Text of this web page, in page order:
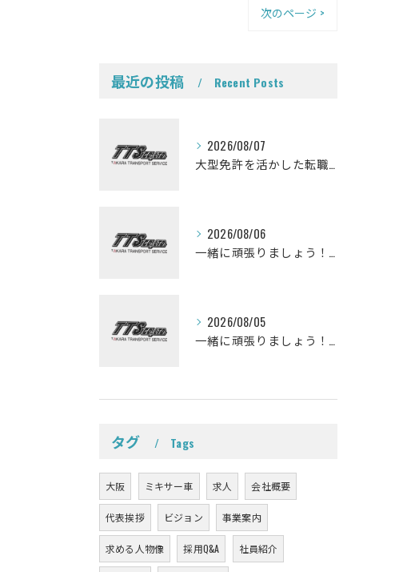
次のページ >
最近の投稿 Recent Posts
2026/08/07
大型免許を活かした転職を考えている皆さんミキサー車ドライバーになって一緒に働きませんか？
2026/08/06
一緒に頑張りましょう！ミキサー車ドライバー募集しております。
2026/08/05
一緒に頑張りましょう！ミキサー車ドライバー募集しております。
タグ Tags
大阪 ミキサー車 求人 会社概要
代表挨拶 ビジョン 事業案内
求める人物像 採用Q&A 社員紹介